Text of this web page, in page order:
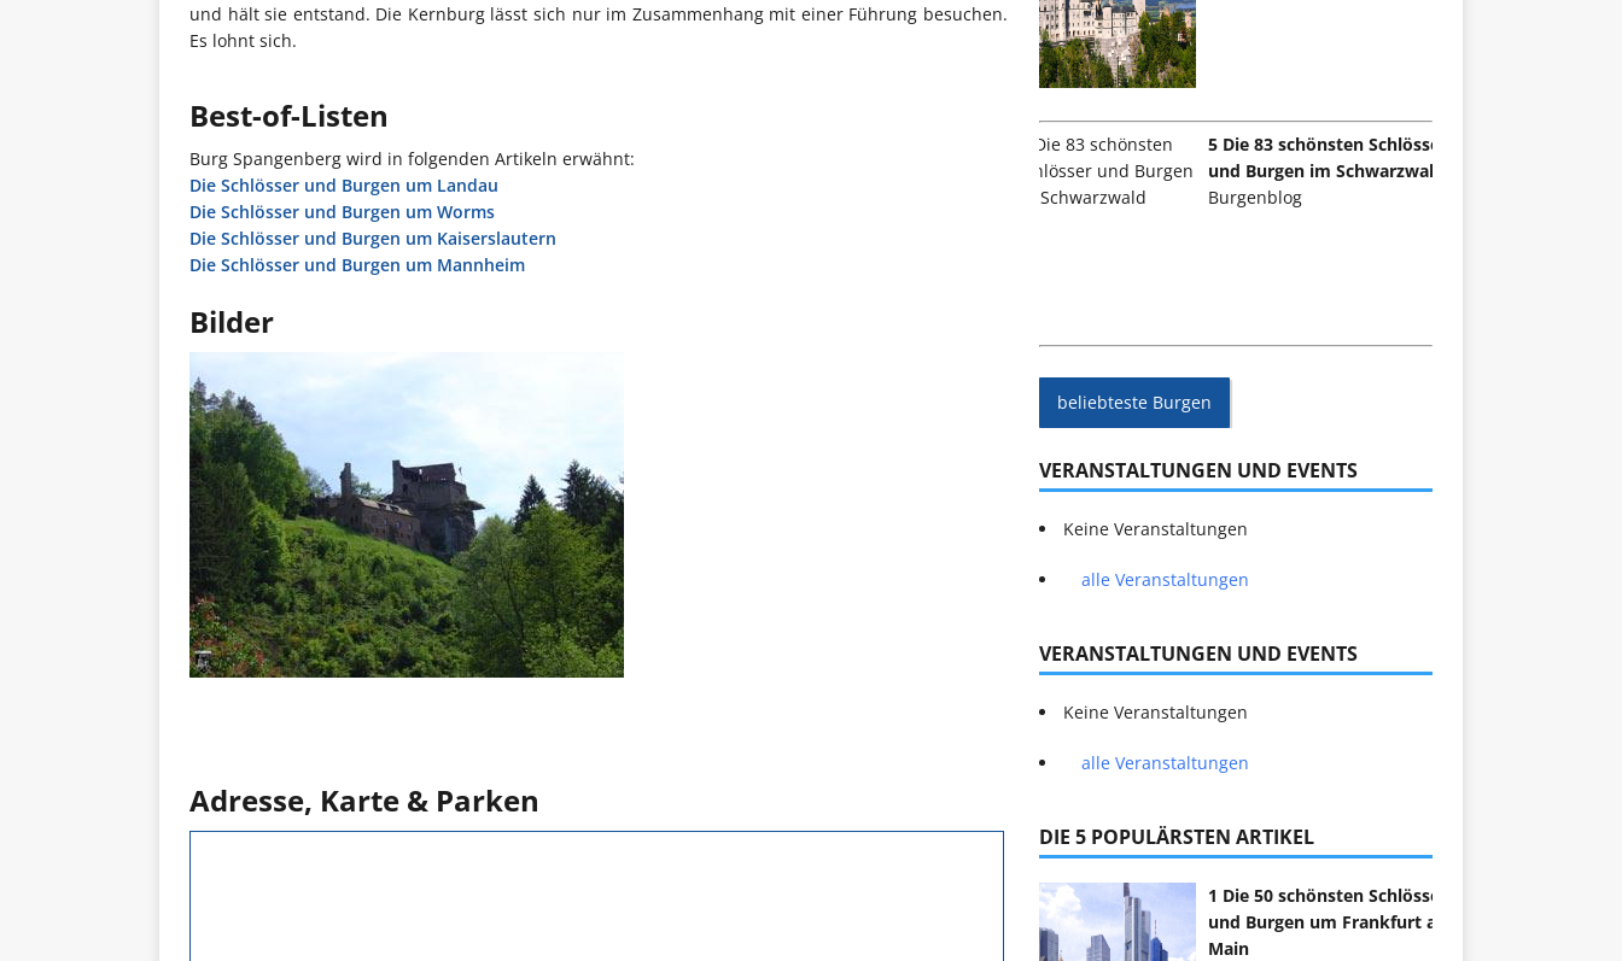
und hält sie entstand. Die Kernburg lässt sich nur im Zusammenhang mit einer Führung besuchen.
Es lohnt sich.
Best-of-Listen
Burg Spangenberg wird in folgenden Artikeln erwähnt:
Die Schlösser und Burgen um Landau
Die Schlösser und Burgen um Worms
Die Schlösser und Burgen um Kaiserslautern
Die Schlösser und Burgen um Mannheim
Bilder
Adresse, Karte & Parken
5 Die 83 schönsten Schlösser
und Burgen im Schwarzwald
Burgenblog
beliebteste Burgen
VERANSTALTUNGEN UND EVENTS
Keine Veranstaltungen
alle Veranstaltungen
VERANSTALTUNGEN UND EVENTS
Keine Veranstaltungen
alle Veranstaltungen
DIE 5 POPULÄRSTEN ARTIKEL
1 Die 50 schönsten Schlösser
und Burgen um Frankfurt am
Main